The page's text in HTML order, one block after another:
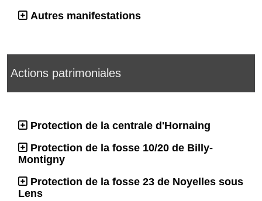
Autres manifestations
Actions patrimoniales
Protection de la centrale d'Hornaing
Protection de la fosse 10/20 de Billy-
Montigny
Protection de la fosse 23 de Noyelles sous
Lens